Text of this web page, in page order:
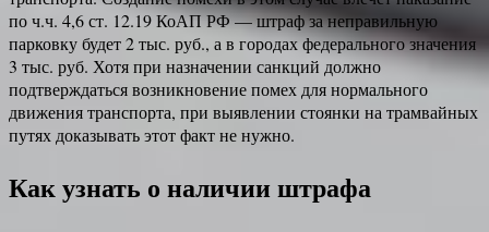
по ч.ч. 4,6 ст. 12.19 КоАП РФ — штраф за неправильную
парковку будет 2 тыс. руб., а в городах федерального значения
3 тыс. руб. Хотя при назначении санкций должно
подтверждаться возникновение помех для нормального
движения транспорта, при выявлении стоянки на трамвайных
путях доказывать этот факт не нужно.
Как узнать о наличии штрафа